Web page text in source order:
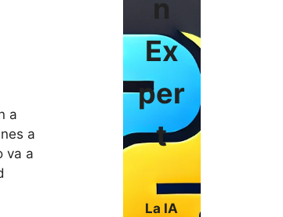
a
a
va a
n
Ex
per
t
La IA